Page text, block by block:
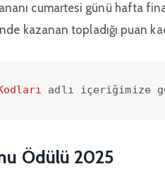
cumartesi günü hafta
kazanan topladığı puan
adlı içeriğimize
Ödülü 2025